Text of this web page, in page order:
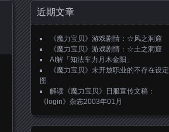
近期文章
《魔力宝贝》游戏剧情：☆风之洞窟
《魔力宝贝》游戏剧情：☆土之洞窟
AI解「知法车力月木金阳」
《魔力宝贝》未开放职业的不存在设定
图
解读《魔力宝贝》日服宣传文稿：
《login》杂志2003年01月